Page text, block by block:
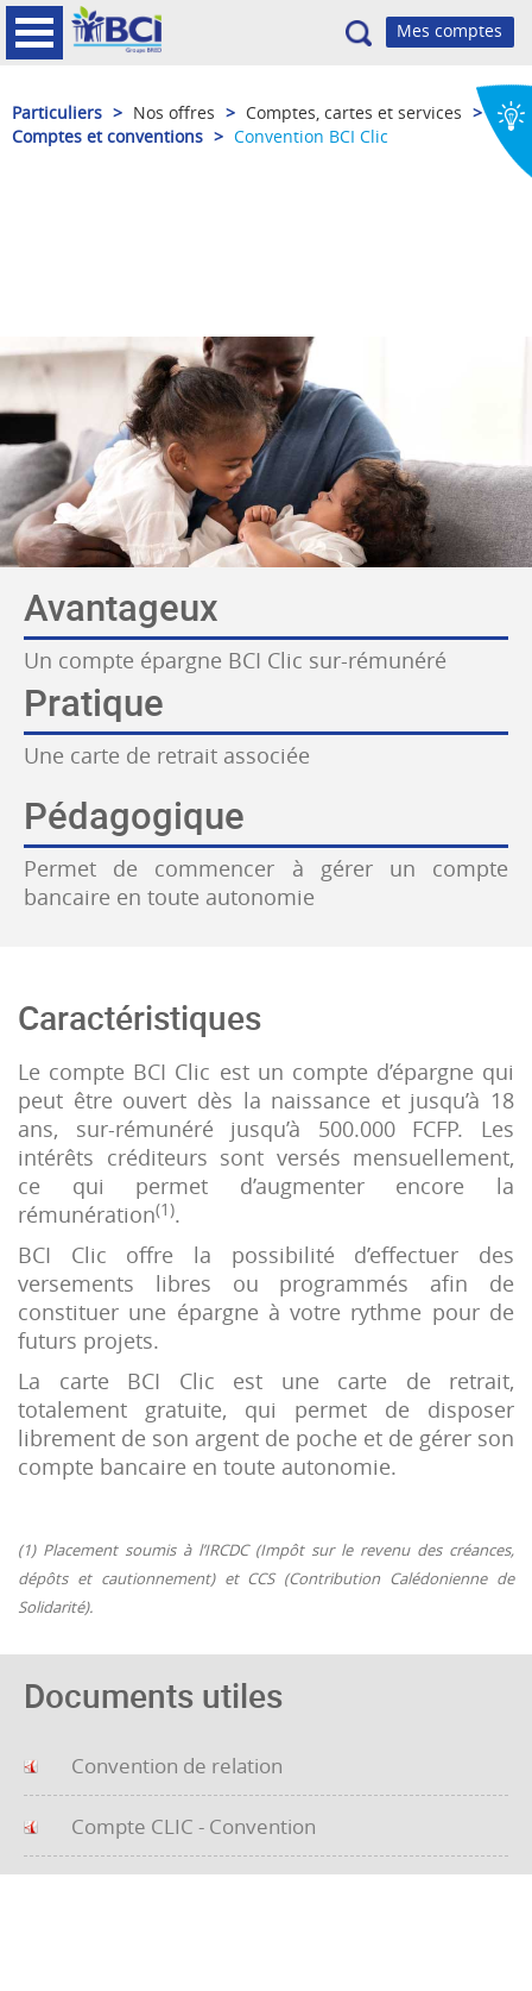
Recherche
Particuliers > Nos offres > Comptes, cartes et services >
Comptes et conventions > Convention BCI Clic
Avantageux
Un compte épargne BCI Clic sur-rémunéré
Pratique
Une carte de retrait associée
Pédagogique
Permet de commencer à gérer un compte
bancaire en toute autonomie
Caractéristiques
Le compte BCI Clic est un compte d’épargne qui
peut être ouvert dès la naissance et jusqu’à 18
ans, sur-rémunéré jusqu’à 500.000 FCFP. Les
intérêts créditeurs sont versés mensuellement,
ce qui permet d’augmenter encore la
rémunération(1).
BCI Clic offre la possibilité d’effectuer des
versements libres ou programmés afin de
constituer une épargne à votre rythme pour de
futurs projets.
La carte BCI Clic est une carte de retrait,
totalement gratuite, qui permet de disposer
librement de son argent de poche et de gérer son
compte bancaire en toute autonomie.
(1) Placement soumis à l’IRCDC (Impôt sur le revenu des créances,
dépôts et cautionnement) et CCS (Contribution Calédonienne de
Solidarité).
Documents utiles
Convention de relation
Compte CLIC - Convention